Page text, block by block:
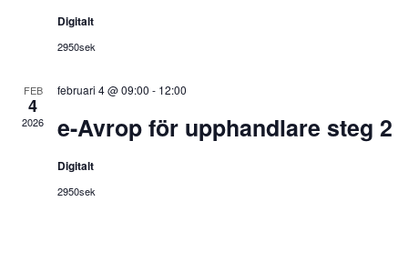
Digitalt
2950sek
FEB
4
2026
februari 4 @ 09:00 - 12:00
e-Avrop för upphandlare steg 2
Digitalt
2950sek